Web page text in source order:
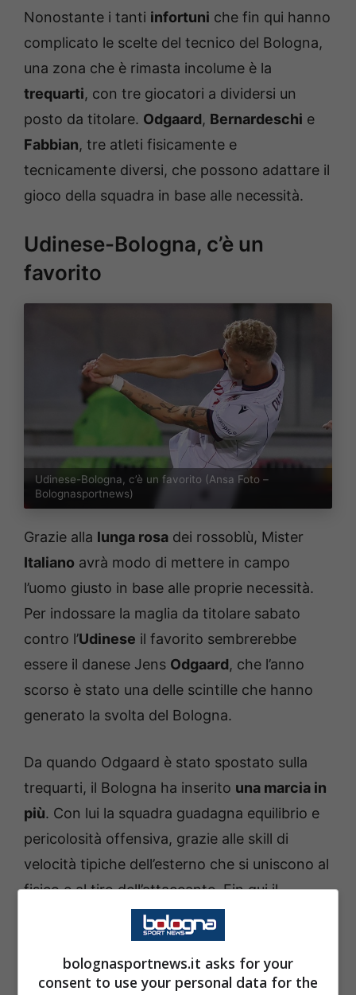
Nonostante i tanti infortuni che fin qui hanno
complicato le scelte del tecnico del Bologna,
una zona che è rimasta incolume è la
trequarti, con tre giocatori a dividersi un
posto da titolare. Odgaard, Bernardeschi e
Fabbian, tre atleti fisicamente e
tecnicamente diversi, che possono adattare il
gioco della squadra in base alle necessità.
Udinese-Bologna, c’è un
favorito
Udinese-Bologna, c’è un favorito (Ansa Foto –
Bolognasportnews)
Grazie alla lunga rosa dei rossoblù, Mister
Italiano avrà modo di mettere in campo
l’uomo giusto in base alle proprie necessità.
Per indossare la maglia da titolare sabato
contro l’Udinese il favorito sembrerebbe
essere il danese Jens Odgaard, che l’anno
scorso è stato una delle scintille che hanno
generato la svolta del Bologna.
Da quando Odgaard è stato spostato sulla
trequarti, il Bologna ha inserito una marcia in
più. Con lui la squadra guadagna equilibrio e
pericolosità offensiva, grazie alle skill di
velocità tipiche dell’esterno che si uniscono al
fisico e al tiro dell’attaccante. Fin qui il
26enne danese ha dimostrato di essere un
mattone importante nella formazione
rossoblù.bolognasportnews.it asks for your
consent to use your personal data for the